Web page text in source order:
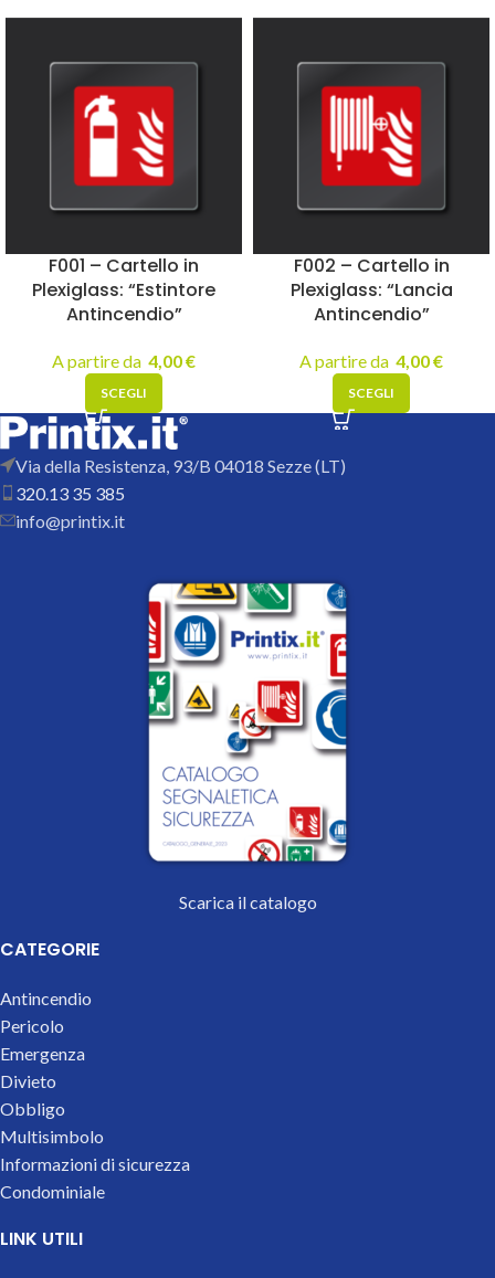
F001 – Cartello in
Plexiglass: “Estintore
Antincendio”
A partire da 4,00€
SCEGLI
F002 – Cartello in
Plexiglass: “Lancia
Antincendio”
A partire da 4,00€
SCEGLI
Via della Resistenza, 93/B 04018 Sezze (LT)
320.13 35 385
info@printix.it
Scarica il catalogo
CATEGORIE
Antincendio
Pericolo
Emergenza
Divieto
Obbligo
Multisimbolo
Informazioni di sicurezza
Condominiale
LINK UTILI